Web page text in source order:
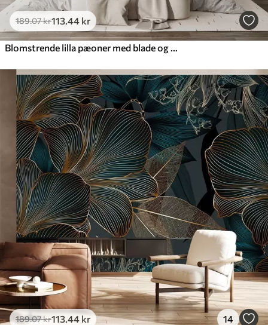
189.07kr113 .44 kr
189.07kr113 .44 kr 14